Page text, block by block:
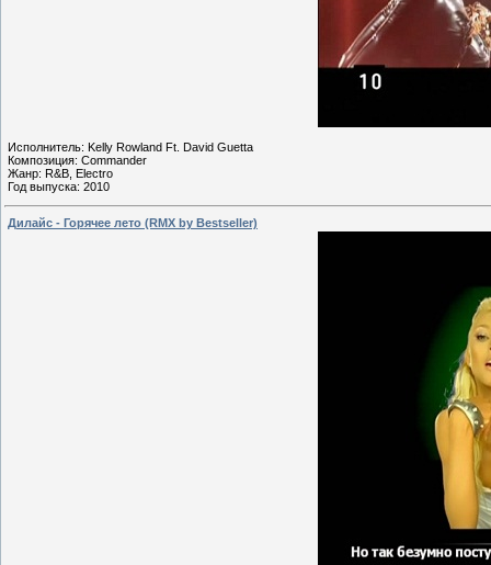
Исполнитель: Kelly Rowland Ft. David Guetta
Композиция: Commander
Жанр: R&B, Electro
Год выпуска: 2010
Дилайс - Горячее лето (RMX by Bestseller)